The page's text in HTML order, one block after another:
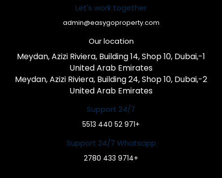
Let's work together
admin@easygoproperty.com
Our location
1-Meydan, Azizi Riviera, Building 14, Shop 10, Dubai,
United Arab Emirates
2-Meydan, Azizi Riviera, Building 24, Shop 10, Dubai,
United Arab Emirates
Support 24/7
+971 52 440 5513
Support 24/7 Whatsapp
+9714 433 2780